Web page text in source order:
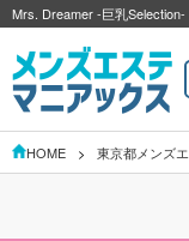
Mrs. Dreamer -巨乳
HOME 東京都メンズ